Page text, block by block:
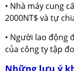
• Nhà máy cung
2000NT$ và tự
• Người lao động
của công ty tập